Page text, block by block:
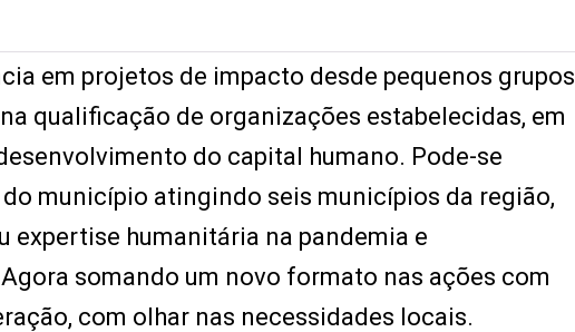
em projetos de impacto desde pequenos grupos
qualificação de organizações estabelecidas, em
do capital humano. Pode-se
município atingindo seis municípios da região,
expertise humanitária na pandemia e
somando um novo formato nas ações com
com olhar nas necessidades locais.